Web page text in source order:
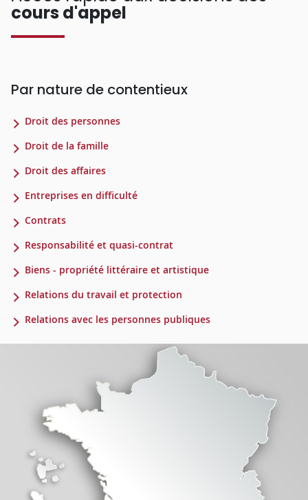
cours d'appel
Par nature de contentieux
Droit des personnes
Droit de la famille
Droit des affaires
Entreprises en difficulté
Contrats
Responsabilité et quasi-contrat
Biens - propriété littéraire et artistique
Relations du travail et protection
Relations avec les personnes publiques